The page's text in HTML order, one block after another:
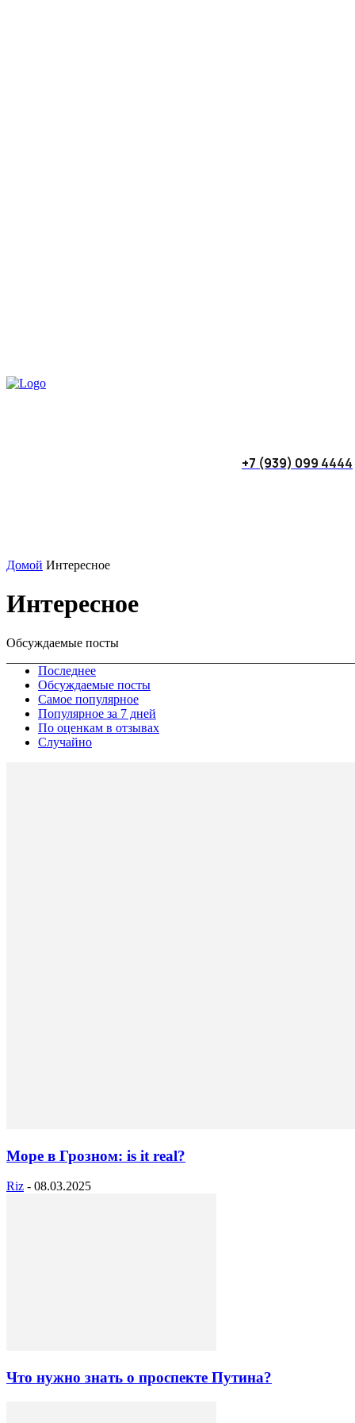
+7 (939) 099 4444
Домой Интересное
Интересное
Обсуждаемые посты
Последнее
Обсуждаемые посты
Самое популярное
Популярное за 7 дней
По оценкам в отзывах
Случайно
Море в Грозном: is it real?
Riz - 08.03.2025
Что нужно знать о проспекте Путина?